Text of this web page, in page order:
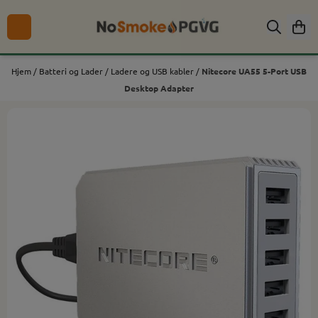
Hopp til innhold
Hjem / Batteri og Lader / Ladere og USB kabler / Nitecore UA55 5-Port USB
Desktop Adapter